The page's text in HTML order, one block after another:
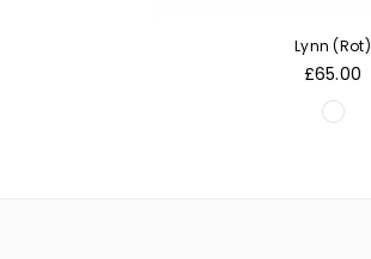
Lynn (Rot)
Normaler
£65.00